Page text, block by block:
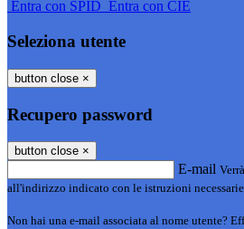
Entra con SPID Entra con CIE
Seleziona utente
button close ×
Recupero password
button close ×
E-mail
all'indirizzo indicato con le istruzioni
Non hai una e-mail associata al nome utente?